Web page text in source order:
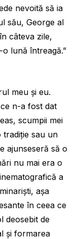
nevoită să ia
său, George al
câteva zile,
lună întreagă.”
meu și eu.
n-a fost dat
scumpii mei
tradiție sau un
ajunseseră să o
nu mai era o
a
așa
în ceea ce
deosebit de
și formarea